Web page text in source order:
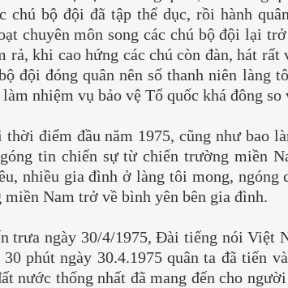
chú bộ đội đã tập thể dục, rồi hành
chuyên môn song các chú bộ đội lại
rả, khi cao hứng các chú còn đàn, hát
đội đóng quân nên số thanh niên làng
nhiệm vụ bảo vệ Tổ quốc khá đông
điểm đầu năm 1975, cũng như bao
tin chiến sự từ chiến trường miền
nhiều gia đình ở làng tôi mong, ngóng
miền Nam trở về bình yên bên gia đình.
trưa ngày 30/4/1975, Đài tiếng nói Việt
phút ngày 30.4.1975 quân ta đã tiến
nước thống nhất đã mang đến cho